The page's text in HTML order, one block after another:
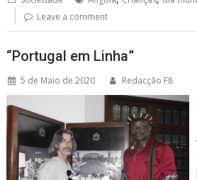
Leave a comment
“Portugal em Linha”
5 de Maio de 2020 Redacção F8